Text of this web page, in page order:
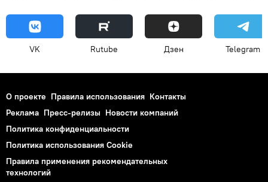
VK Rutube Дзен Telegram
О проекте Правила использования Контакты
Реклама Пресс-релизы Новости компаний
Политика конфиденциальности
Политика использования Cookie
Правила применения рекомендательных
технологий